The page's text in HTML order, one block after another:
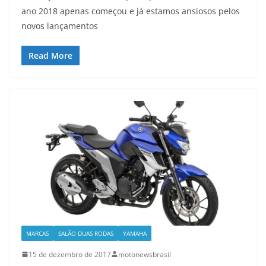
ano 2018 apenas começou e já estamos ansiosos pelos
novos lançamentos
Read More
MARCAS SALÃO DUAS RODAS YAMAHA
15 de dezembro de 2017 motonewsbrasil